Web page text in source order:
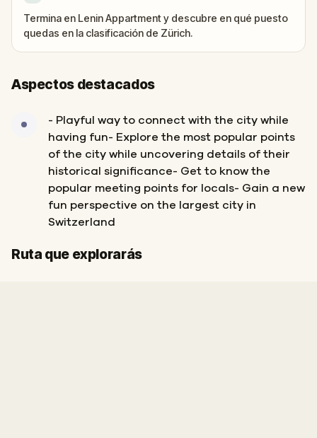
Termina en Lenin Appartment y descubre en qué puesto
quedas en la clasificación de Zürich.
Aspectos destacados
- Playful way to connect with the city while
having fun- Explore the most popular points
of the city while uncovering details of their
historical significance- Get to know the
popular meeting points for locals- Gain a new
fun perspective on the largest city in
Switzerland
Ruta que explorarás
Inicio
Final